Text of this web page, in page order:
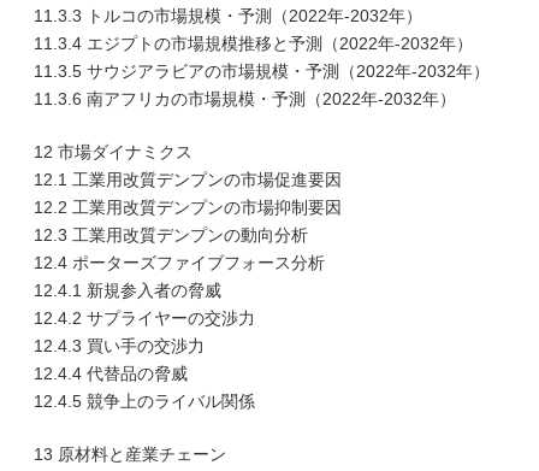
11.3.3 トルコの市場規模・予測（2022年-2032年）
11.3.4 エジプトの市場規模推移と予測（2022年-2032年）
11.3.5 サウジアラビアの市場規模・予測（2022年-2032年）
11.3.6 南アフリカの市場規模・予測（2022年-2032年）
12 市場ダイナミクス
12.1 工業用改質デンプンの市場促進要因
12.2 工業用改質デンプンの市場抑制要因
12.3 工業用改質デンプンの動向分析
12.4 ポーターズファイブフォース分析
12.4.1 新規参入者の脅威
12.4.2 サプライヤーの交渉力
12.4.3 買い手の交渉力
12.4.4 代替品の脅威
12.4.5 競争上のライバル関係
13 原材料と産業チェーン